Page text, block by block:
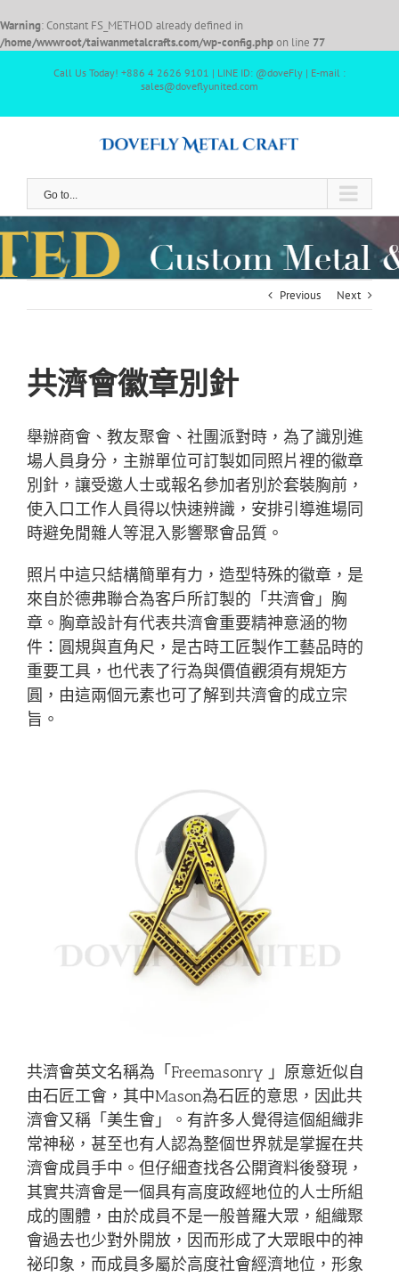
Warning: Constant FS_METHOD already defined in
/home/wwwroot/taiwanmetalcrafts.com/wp-config.phpon line 77
Call Us Today! +886 4 2626 9101 | LINE ID: @doveFly | E-mail :
sales@doveflyunited.com
Go to...
Previous Next
共濟會徽章別針
舉辦商會、教友聚會、社團派對時，為了識別進
場人員身分，主辦單位可訂製如同照片裡的徽章
別針，讓受邀人士或報名參加者別於套裝胸前，
使入口工作人員得以快速辨識，安排引導進場同
時避免閒雜人等混入影響聚會品質。
照片中這只結構簡單有力，造型特殊的徽章，是
來自於德弗聯合為客戶所訂製的「共濟會」胸
章。胸章設計有代表共濟會重要精神意涵的物
件：圓規與直角尺，是古時工匠製作工藝品時的
重要工具，也代表了行為與價值觀須有規矩方
圓，由這兩個元素也可了解到共濟會的成立宗
旨。
共濟會英文名稱為「Freemasonry 」原意近似自
由石匠工會，其中Mason為石匠的意思，因此共
濟會又稱「美生會」。有許多人覺得這個組織非
常神秘，甚至也有人認為整個世界就是掌握在共
濟會成員手中。但仔細查找各公開資料後發現，
其實共濟會是一個具有高度政經地位的人士所組
成的團體，由於成員不是一般普羅大眾，組織聚
會過去也少對外開放，因而形成了大眾眼中的神
祕印象，而成員多屬於高度社會經濟地位，形象